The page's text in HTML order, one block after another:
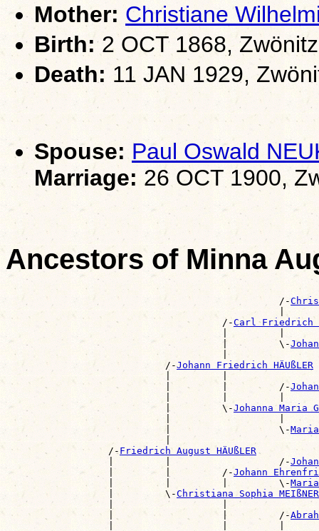
Mother: Christiane
Birth:2 OCT 1868,
Death: 11 JAN 1929,
Spouse: Paul Oswald
Marriage: 26 OCT 1900,
Ancestors of Minna
                                                /-
|
                                      /-
Carl Friedrich
                                      |         \-
|
                            /-
Johann Friedrich HÄUßLER
|         |
                            |         |         /-
                            |         \-
Johanna Maria
|                   |
                            |                   \-
Maria
|
                  /-
Friedrich August HÄUßLER
                  |         |                   /-
                  |         |         /-
Johann
                  |         |         |         \-
Maria
                  |         \-
Christiana Sophia MEIßNER
|                   |
                  |                   |         /-